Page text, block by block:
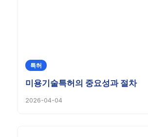
특허
미용기술특허의 중요성과 절차
2026-04-04